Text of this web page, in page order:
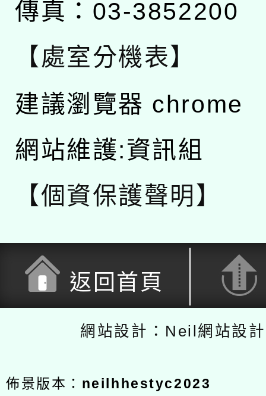
傳真：03-3852200
【處室分機表】
建議瀏覽器 chrome
網站維護:資訊組
【個資保護聲明】
返回首頁
網站設計：Neil網站設
佈景版本： neilhhestyc2023